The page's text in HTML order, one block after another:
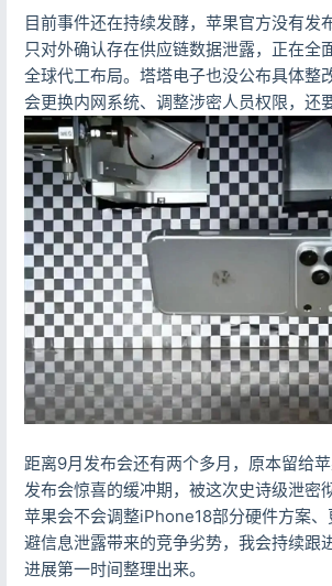
目前事件还在持续发酵，苹果官方没有发
只对外确认存在供应链数据泄露，正在全
全球代工布局。塔塔电子也没公布具体整
会更换内网系统、调整涉密人员权限，还
距离9月发布会还有两个多月，原本留给
发布会惊喜的缓冲期，被这次史诗级泄密
苹果会不会调整iPhone18部分硬件方案
避信息泄露带来的竞争劣势，我会持续跟
进展第一时间整理出来。